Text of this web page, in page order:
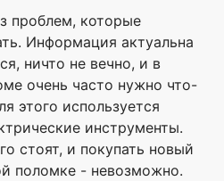
проблем, которые
Информация актуальна
ничто не вечно, и в
очень часто нужно что-
этого используется
инструменты.
стоят, и покупать новый
поломке - невозможно.